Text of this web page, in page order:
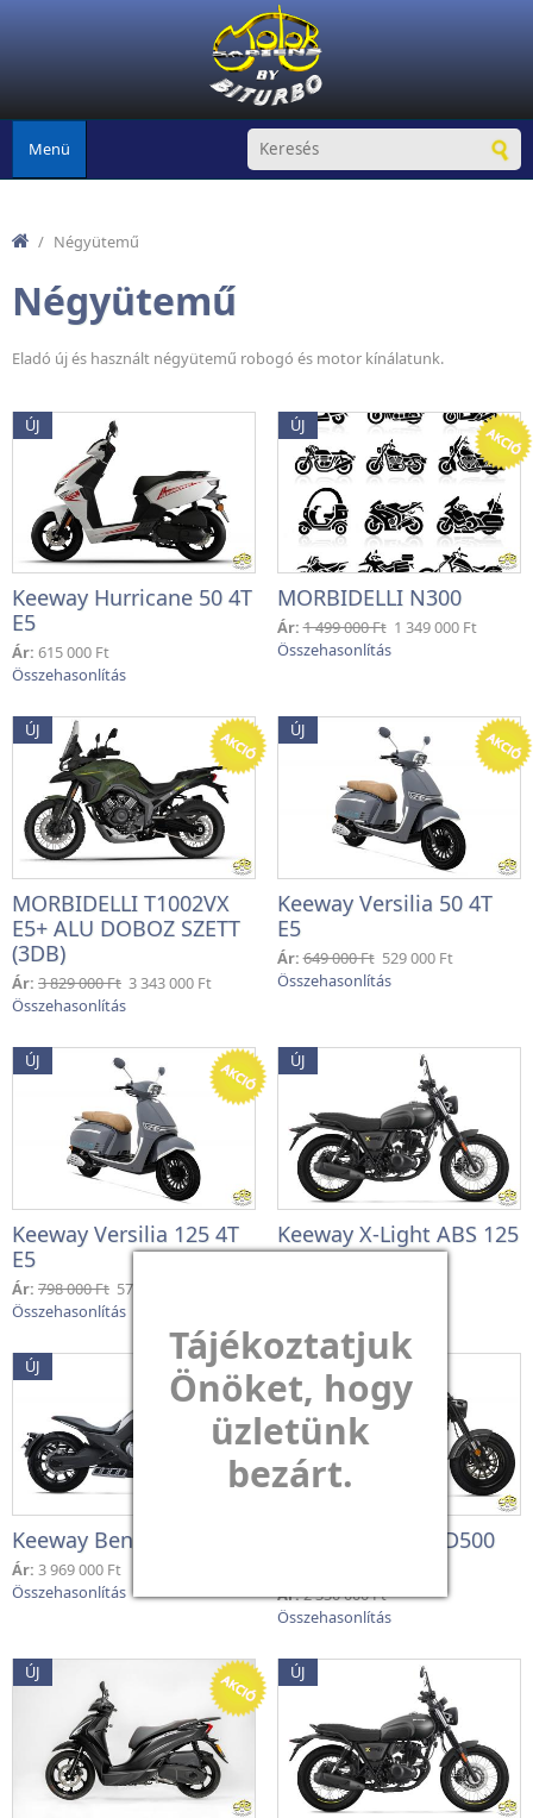
Tájékoztatjuk
Önöket, hogy
üzletünk
bezárt.
Menü
/ Négyütemű
Négyütemű
Eladó új és használt négyütemű robogó és motor kínálatunk.
ÚJ
Keeway Hurricane 50 4T
E5
Ár: 615 000 Ft
ÚJ
MORBIDELLI N300
Ár:1 499 000 Ft 1 349 000 Ft
ÚJ
MORBIDELLI T1002VX
E5+ ALU DOBOZ SZETT
(3DB)
Ár: 3 829 000 Ft 3 343 000 Ft
ÚJ
Keeway Versilia 50 4T
E5
Ár:649 000 Ft 529 000 Ft
ÚJ
Keeway Versilia 125 4T
E5
Ár: 798 000 Ft 579 000 Ft
ÚJ
Keeway X-Light ABS 125
E5+
ÚJ
Keeway Benda LFC700
Ár: 3 969 000 Ft
ÚJ
Keeway Benda BD500
Ár:2 330 000 Ft
ÚJ ÚJ
Oldalak